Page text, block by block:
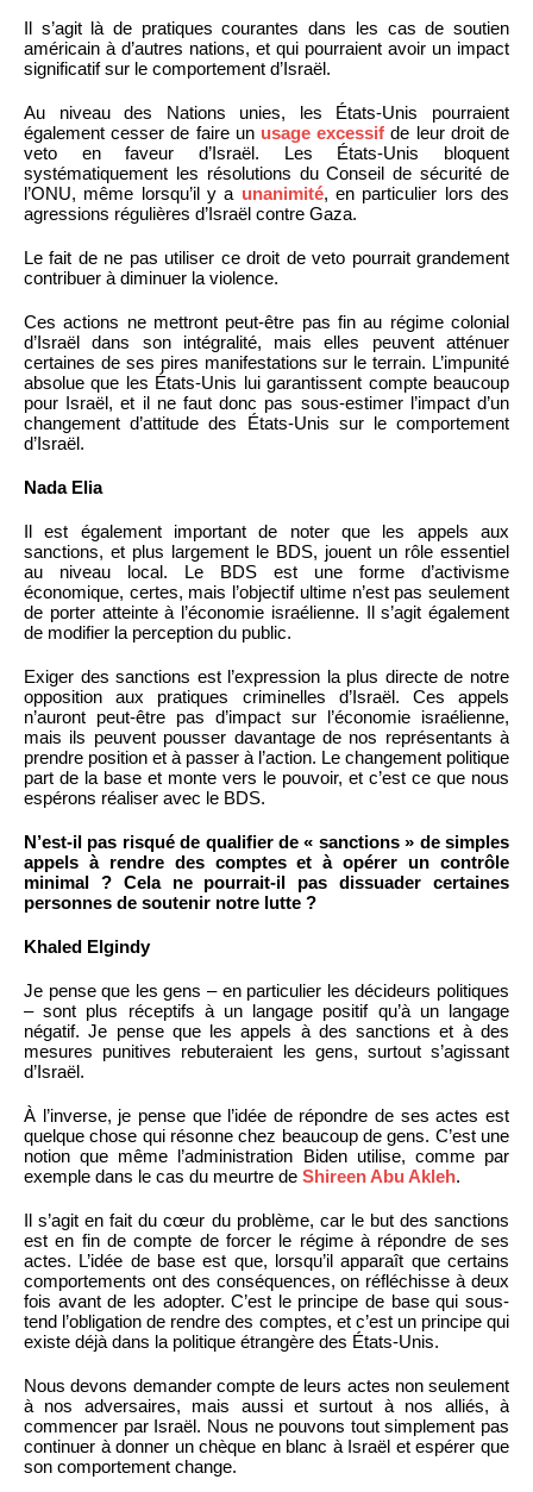
Il s’agit là de pratiques courantes dans les cas de soutien
américain à d’autres nations, et qui pourraient avoir un impact
significatif sur le comportement d’Israël.
Au niveau des Nations unies, les États-Unis pourraient
également cesser de faire un usage excessif de leur droit de
veto en faveur d’Israël. Les États-Unis bloquent
systématiquement les résolutions du Conseil de sécurité de
l’ONU, même lorsqu’il y a unanimité, en particulier lors des
agressions régulières d’Israël contre Gaza.
Le fait de ne pas utiliser ce droit de veto pourrait grandement
contribuer à diminuer la violence.
Ces actions ne mettront peut-être pas fin au régime colonial
d’Israël dans son intégralité, mais elles peuvent atténuer
certaines de ses pires manifestations sur le terrain. L’impunité
absolue que les États-Unis lui garantissent compte beaucoup
pour Israël, et il ne faut donc pas sous-estimer l’impact d’un
changement d’attitude des États-Unis sur le comportement
d’Israël.
Nada Elia
Il est également important de noter que les appels aux
sanctions, et plus largement le BDS, jouent un rôle essentiel
au niveau local. Le BDS est une forme d’activisme
économique, certes, mais l’objectif ultime n’est pas seulement
de porter atteinte à l’économie israélienne. Il s’agit également
de modifier la perception du public.
Exiger des sanctions est l’expression la plus directe de notre
opposition aux pratiques criminelles d’Israël. Ces appels
n’auront peut-être pas d’impact sur l’économie israélienne,
mais ils peuvent pousser davantage de nos représentants à
prendre position et à passer à l’action. Le changement politique
part de la base et monte vers le pouvoir, et c’est ce que nous
espérons réaliser avec le BDS.
N’est-il pas risqué de qualifier de « sanctions » de simples
appels à rendre des comptes et à opérer un contrôle
minimal ? Cela ne pourrait-il pas dissuader certaines
personnes de soutenir notre lutte ?
Khaled Elgindy
Je pense que les gens – en particulier les décideurs politiques
– sont plus réceptifs à un langage positif qu’à un langage
négatif. Je pense que les appels à des sanctions et à des
mesures punitives rebuteraient les gens, surtout s’agissant
d’Israël.
À l’inverse, je pense que l’idée de répondre de ses actes est
quelque chose qui résonne chez beaucoup de gens. C’est une
notion que même l’administration Biden utilise, comme par
exemple dans le cas du meurtre de Shireen Abu Akleh.
Il s’agit en fait du cœur du problème, car le but des sanctions
est en fin de compte de forcer le régime à répondre de ses
actes. L’idée de base est que, lorsqu’il apparaît que certains
comportements ont des conséquences, on réfléchisse à deux
fois avant de les adopter. C’est le principe de base qui sous-
tend l’obligation de rendre des comptes, et c’est un principe qui
existe déjà dans la politique étrangère des États-Unis.
Nous devons demander compte de leurs actes non seulement
à nos adversaires, mais aussi et surtout à nos alliés, à
commencer par Israël. Nous ne pouvons tout simplement pas
continuer à donner un chèque en blanc à Israël et espérer que
son comportement change.